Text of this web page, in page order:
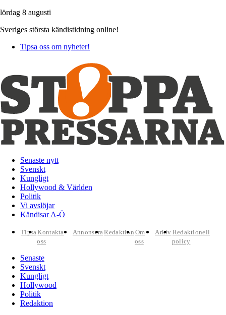
lördag 8 augusti
Sveriges största kändistidning online!
Tipsa oss om nyheter!
Senaste nytt
Svenskt
Kungligt
Hollywood & Världen
Politik
Vi avslöjar
Kändisar A-Ö
TipsaKontakta
oss
AnnonseraRedaktion Om
oss
Arkiv Redaktionell
policy
Senaste
Svenskt
Kungligt
Hollywood
Politik
Redaktion